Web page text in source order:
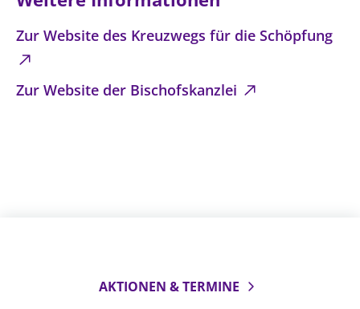
Zur Website des Kreuzwegs für die Schöpfung
Zur Website der Bischofskanzlei
AKTIONEN & TERMINE
NKVK
Öffentlichkeitsarbeit
Projektmanagement